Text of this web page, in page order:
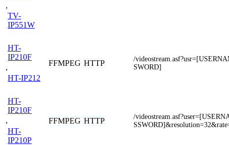
,
TV-
IP551W
HT-
IP210F
,
HT-IP212
FFMPEG HTTP
/
SWORD]
HT-
IP210F
,
HT-
IP210P
FFMPEG HTTP
/